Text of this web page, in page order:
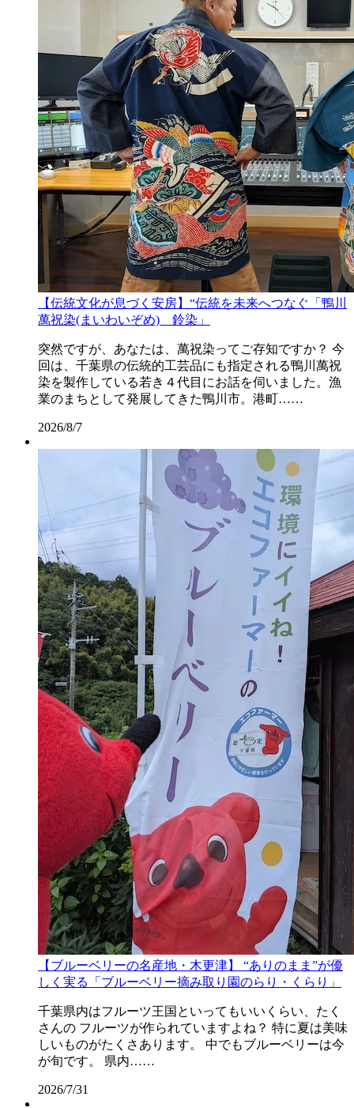
【伝統文化が息づく安房】“伝統を未来へつなぐ「鴨川
萬祝染(まいわいぞめ) 鈴染」
突然ですが、あなたは、萬祝染ってご存知ですか？ 今
回は、千葉県の伝統的工芸品にも指定される鴨川萬祝
染を製作している若き４代目にお話を伺いました。漁
業のまちとして発展してきた鴨川市。港町……
2026/8/7
【ブルーベリーの名産地・木更津】 “ありのまま”が優
しく実る「ブルーベリー摘み取り園のらり・くらり」
千葉県内はフルーツ王国といってもいいくらい、たく
さんの フルーツが作られていますよね？ 特に夏は美味
しいものがたくさあります。 中でもブルーベリーは今
が旬です。 県内……
2026/7/31